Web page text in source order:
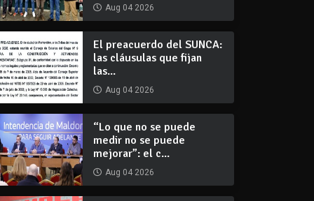
Aug 04 2026
El preacuerdo del SUNCA:
las cláusulas que fijan
las...
Aug 04 2026
“Lo que no se puede
medir no se puede
mejorar”: el c...
Aug 04 2026